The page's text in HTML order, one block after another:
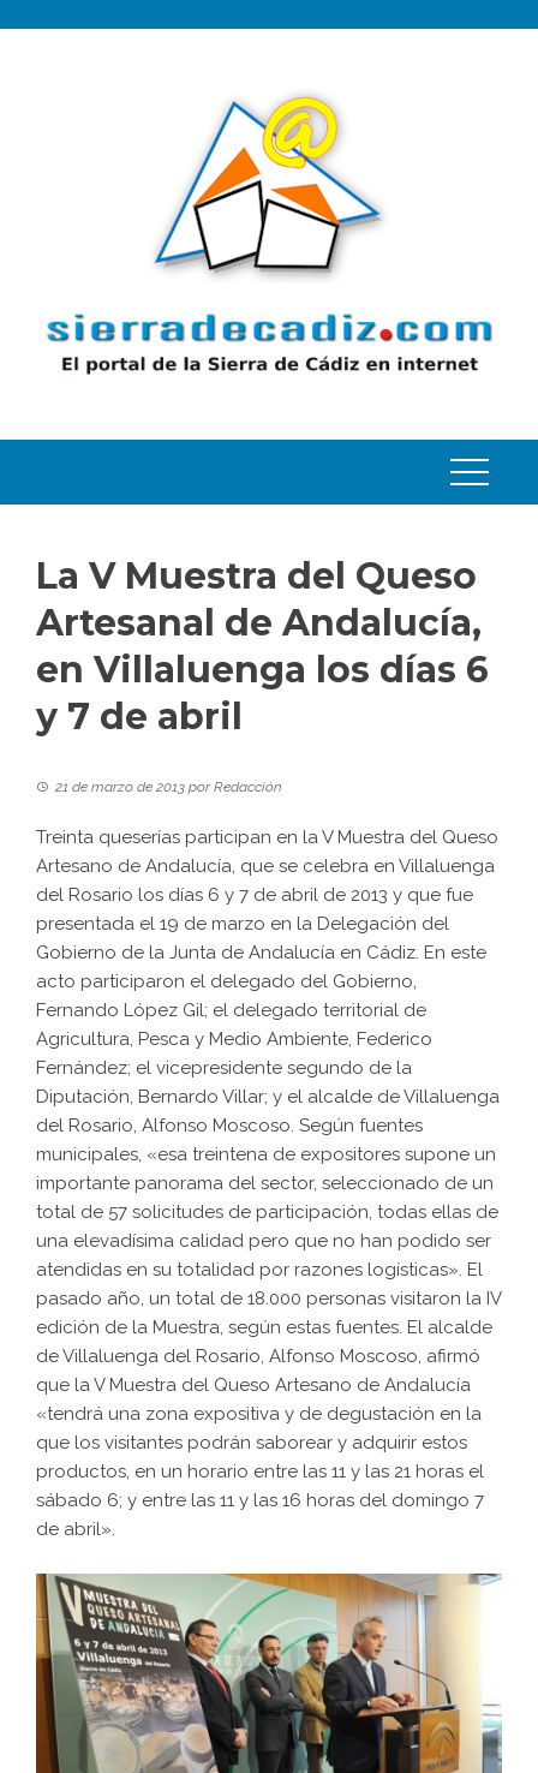
La V Muestra del Queso
Artesanal de Andalucía,
en Villaluenga los días 6
y 7 de abril
21 de marzo de 2013 porRedacción
Treinta queserías participan en la V Muestra del Queso
Artesano de Andalucía, que se celebra en Villaluenga
del Rosario los días 6 y 7 de abril de 2013 y que fue
presentada el 19 de marzo en la Delegación del
Gobierno de la Junta de Andalucía en Cádiz. En este
acto participaron el delegado del Gobierno,
Fernando López Gil; el delegado territorial de
Agricultura, Pesca y Medio Ambiente, Federico
Fernández; el vicepresidente segundo de la
Diputación, Bernardo Villar; y el alcalde de Villaluenga
del Rosario, Alfonso Moscoso. Según fuentes
municipales, «esa treintena de expositores supone un
importante panorama del sector, seleccionado de un
total de 57 solicitudes de participación, todas ellas de
una elevadísima calidad pero que no han podido ser
atendidas en su totalidad por razones logísticas». El
pasado año, un total de 18.000 personas visitaron la IV
edición de la Muestra, según estas fuentes. El alcalde
de Villaluenga del Rosario, Alfonso Moscoso, afirmó
que la V Muestra del Queso Artesano de Andalucía
«tendrá una zona expositiva y de degustación en la
que los visitantes podrán saborear y adquirir estos
productos, en un horario entre las 11 y las 21 horas el
sábado 6; y entre las 11 y las 16 horas del domingo 7
de abril».